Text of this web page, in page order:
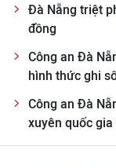
ESPAÑOL
한국어
Đà Nẵng triệt
đồng
Công an Đà
hình thức ghi
Công an Đà
xuyên quốc